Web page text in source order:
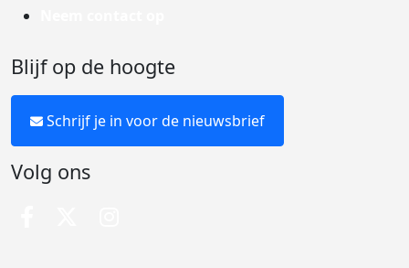
Blijf op de hoogte
Schrijf je in voor de nieuwsbrief
Volg ons